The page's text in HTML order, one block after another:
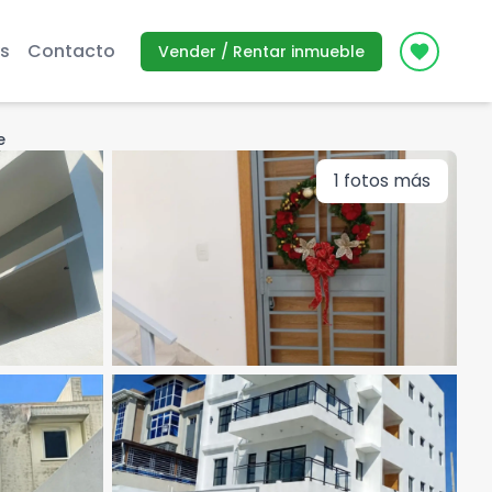
Contacto Vender / Rentar inmueble Icon
1 fotos más